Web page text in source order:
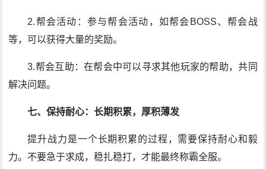
2.帮会活动：参与帮会活动，如帮会BOSS、帮会战
等，可以获得大量的奖励。
3.帮会互助：在帮会中可以寻求其他玩家的帮助，共同
解决问题。
七、保持耐心：长期积累，厚积薄发
提升战力是一个长期积累的过程，需要保持耐心和毅
力。不要急于求成，稳扎稳打，才能最终称霸全服。